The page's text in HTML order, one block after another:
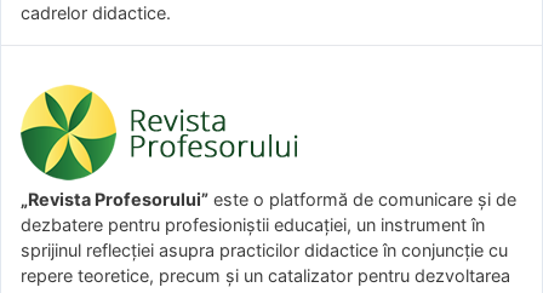
cadrelor didactice.
„Revista Profesorului” este o platformă de comunicare și de
dezbatere pentru profesioniștii educației, un instrument în
sprijinul reflecției asupra practicilor didactice în conjuncție cu
repere teoretice, precum și un catalizator pentru dezvoltarea